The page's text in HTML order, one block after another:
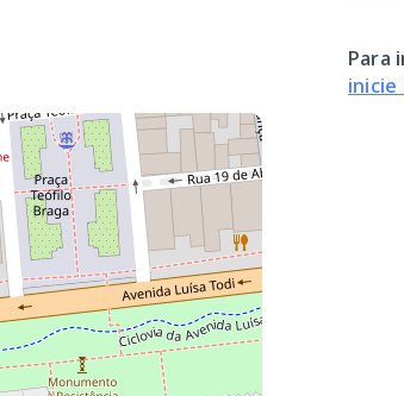
Para
inicie